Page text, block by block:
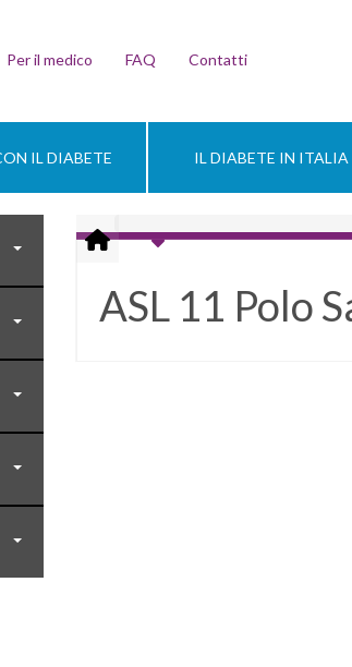
Per il medico FAQ Contatti
IL DIABETE IL DIABETE IN ITALIA
ASL 11 Polo